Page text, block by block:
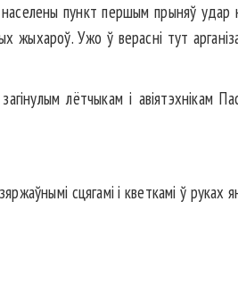
пункт першым прыняў удар
Ужо ў верасні тут
лётчыкам і авіятэхнікам
сцягамі і кветкамі ў руках